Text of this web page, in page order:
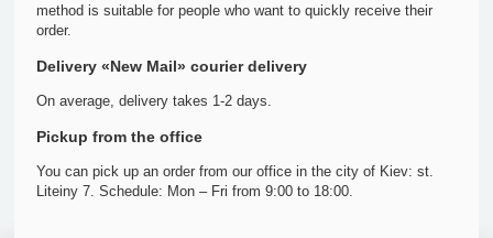
method is suitable for people who want to quickly receive their
order.
Delivery «New Mail» courier delivery
On average, delivery takes 1-2 days.
Pickup from the office
You can pick up an order from our office in the city of Kiev: st.
Liteiny 7. Schedule: Mon – Fri from 9:00 to 18:00.